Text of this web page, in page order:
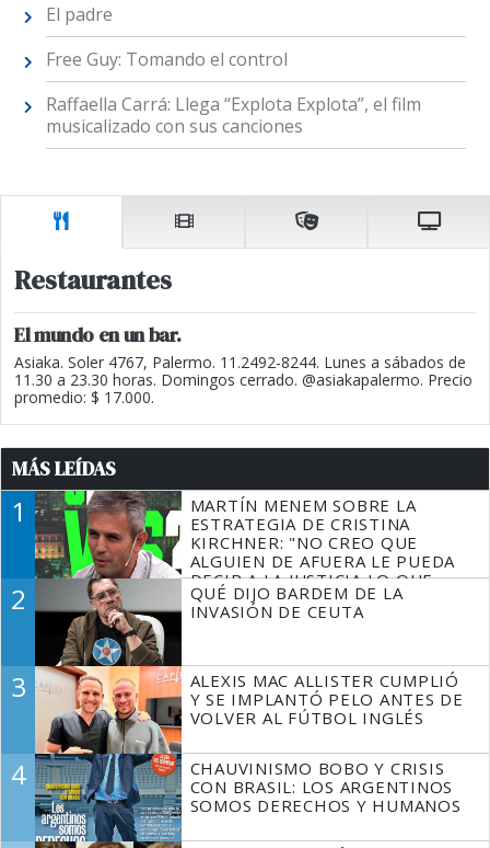
El padre
Free Guy: Tomando el control
Raffaella Carrá: Llega “Explota Explota”, el film
musicalizado con sus canciones
Restaurantes
El mundo en un bar.
Asiaka. Soler 4767, Palermo. 11.2492-8244. Lunes a sábados de
11.30 a 23.30 horas. Domingos cerrado. @asiakapalermo. Precio
promedio: $ 17.000.
MÁS LEÍDAS
1
MARTÍN MENEM SOBRE LA
ESTRATEGIA DE CRISTINA
KIRCHNER: "NO CREO QUE
ALGUIEN DE AFUERA LE PUEDA
DECIR A LA JUSTICIA LO QUE
TIENE QUE HACER"
2
QUÉ DIJO BARDEM DE LA
INVASIÓN DE CEUTA
3
ALEXIS MAC ALLISTER CUMPLIÓ
Y SE IMPLANTÓ PELO ANTES DE
VOLVER AL FÚTBOL INGLÉS
4
CHAUVINISMO BOBO Y CRISIS
CON BRASIL: LOS ARGENTINOS
SOMOS DERECHOS Y HUMANOS